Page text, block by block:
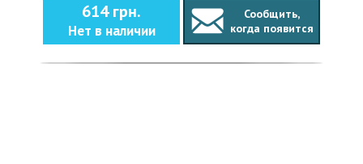
614 грн.
Нет в наличии
Сообщить,
когда появится